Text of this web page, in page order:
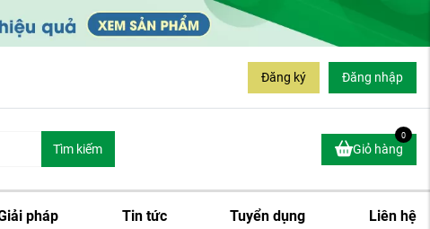
Đăng ký Đăng nhập
Tìm kiếm Giỏ hàng
0
pháp Tin tức Tuyển dụng Liên hệ